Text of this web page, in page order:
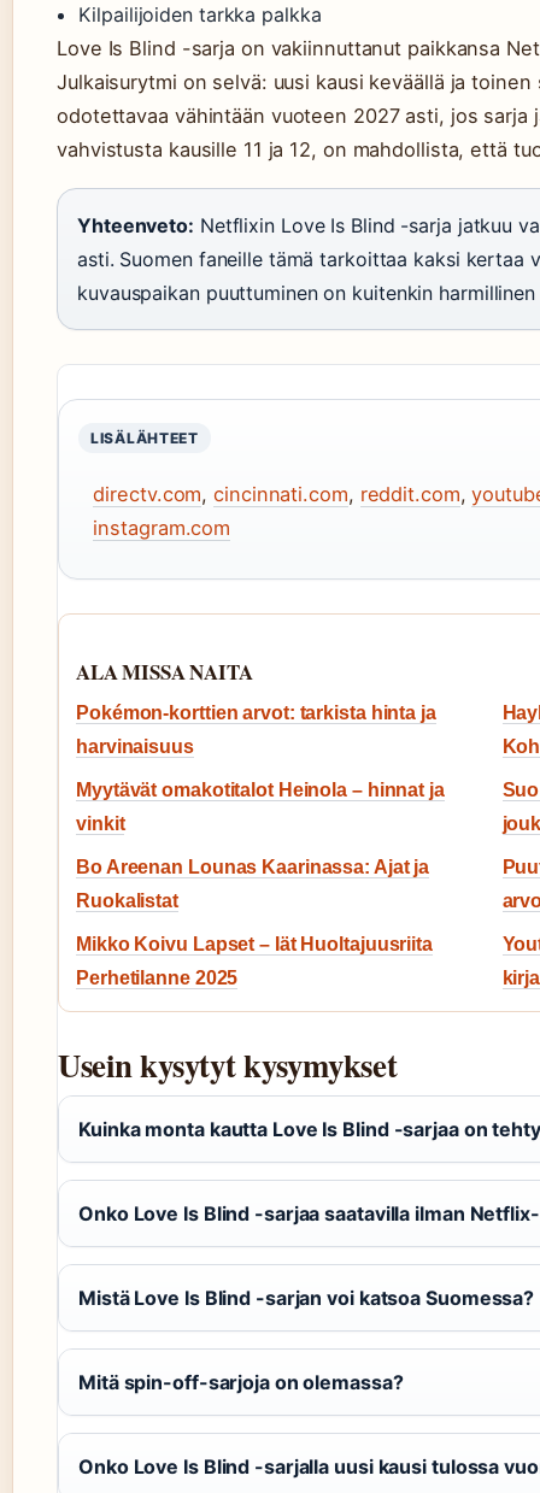
Kilpailijoiden tarkka palkka
Love Is Blind -sarja on vakiinnuttanut paikkansa
Julkaisurytmi on selvä: uusi kausi keväällä ja
odotettavaa vähintään vuoteen 2027 asti, jos sarja
vahvistusta kausille 11 ja 12, on mahdollista, että
Yhteenveto: Netflixin Love Is Blind -sarja jatkuu
asti. Suomen faneille tämä tarkoittaa kaksi kertaa
kuvauspaikan puuttuminen on kuitenkin
LISÄLÄHTEET
directv.com,cincinnati.com, reddit.com,
instagram.com
ALA MISSA NAITA
Pokémon-korttien arvot: tarkista hinta ja
harvinaisuus
Myytävät omakotitalot Heinola – hinnat ja
vinkit
Bo Areenan Lounas Kaarinassa: Ajat ja
Ruokalistat
Mikko Koivu Lapset – Iät Huoltajuusriita
Perhetilanne 2025
Usein kysytyt kysymykset
Kuinka monta kautta Love Is Blind -sarjaa on
Onko Love Is Blind -sarjaa saatavilla ilman
Mistä Love Is Blind -sarjan voi katsoa Suomessa?
Mitä spin-off-sarjoja on olemassa?
Onko Love Is Blind -sarjalla uusi kausi tulossa